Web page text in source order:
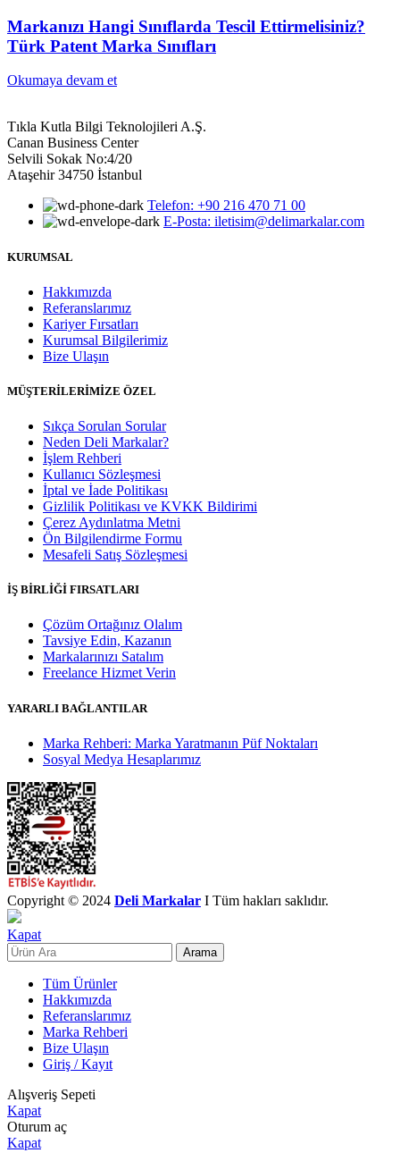
Markanızı Hangi Sınıflarda Tescil Ettirmelisiniz?
Türk Patent Marka Sınıfları
Okumaya devam et
Tıkla Kutla Bilgi Teknolojileri A.Ş.
Canan Business Center
Selvili Sokak No:4/20
Ataşehir 34750 İstanbul
Telefon: +90 216 470 71 00
E-Posta: iletisim@delimarkalar.com
KURUMSAL
Hakkımızda
Referanslarımız
Kariyer Fırsatları
Kurumsal Bilgilerimiz
Bize Ulaşın
MÜŞTERİLERİMİZE ÖZEL
Sıkça Sorulan Sorular
Neden Deli Markalar?
İşlem Rehberi
Kullanıcı Sözleşmesi
İptal ve İade Politikası
Gizlilik Politikası ve KVKK Bildirimi
Çerez Aydınlatma Metni
Ön Bilgilendirme Formu
Mesafeli Satış Sözleşmesi
İŞ BİRLİĞİ FIRSATLARI
Çözüm Ortağınız Olalım
Tavsiye Edin, Kazanın
Markalarınızı Satalım
Freelance Hizmet Verin
YARARLI BAĞLANTILAR
Marka Rehberi: Marka Yaratmanın Püf Noktaları
Sosyal Medya Hesaplarımız
Copyright © 2024 Deli Markalar I Tüm hakları saklıdır.
Kapat
Arama
Tüm Ürünler
Hakkımızda
Referanslarımız
Marka Rehberi
Bize Ulaşın
Giriş / Kayıt
Alışveriş Sepeti
Kapat
Oturum aç
Kapat